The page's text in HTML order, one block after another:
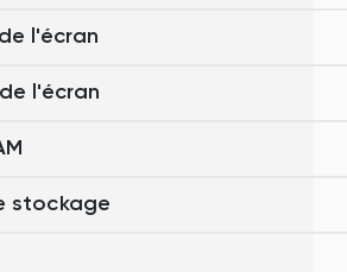
l'écran
l'écran
stockage